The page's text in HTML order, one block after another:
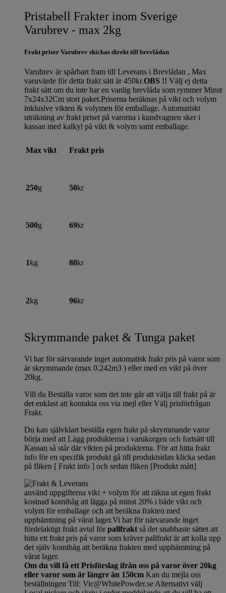
Pristabell Frakter inom Sverige
Varubrev - max 2kg
Frakt priser Varubrev skickas direkt till brevlådan
Varubrev är spårbart fram till Leverans i Brevlådan , Max
varuvärde för detta frakt sätt är 450kr.OBS !! Välj ej detta
frakt sätt om du inte har en vanlig brevlåda som rymmer Minst
7x24x32Cm stort paket.Priserna beräknas på vikt och volym
inklusive vikten & volymen för emballage. Automatiskt
uträkning av frakt priset på varorna i kundvagnen sker i
kassan med kalkyl på vikt & volym samt emballage.
Max vikt Frakt pris
250g 50kr
500g 69kr
1kg 80kr
2kg 96kr
Skrymmande paket & Tunga paket
Vi har för närvarande inget automatisk frakt pris på varor som
är skrymmande (max 0.242m3 ) eller med en vikt på över
20kg.
Vill du Beställa varor som det inte går att välja till frakt på är
det enklast att kontakta oss via mejl eller Välj prisförfrågan
Frakt.
Du kan självklart beställa egen frakt på skrymmande varor
börja med att Lägg produkterna i varukorgen och fortsätt till
Kassan så står där vikten på produkterna. För att hitta frakt
info för en specifik produkt gå till produktsidan klicka sedan
på fliken [ Frakt info ] och sedan fliken [Produkt mått]
använd uppgifterna vikt + volym för att räkna ut egen frakt
kostnad komihåg att lägga på minst 20% i både vikt och
volym för emballage och att beräkna frakten med
upphämtning på vårat lager.Vi har för närvarande inget
fördelaktigt frakt avtal förpallfrakt så det snabbaste sättet att
hitta ett frakt pris på varor som kräver pallfrakt är att kolla upp
det själv komihåg att beräkna frakten med upphämtning på
vårat lager.
Om du vill få ett Prisförslag ifrån oss på varor över 20kg
eller varor som är längre än 150cm Kan du mejla oss
beställningen Till: Vic@WhitePowder.se Alternativt välj